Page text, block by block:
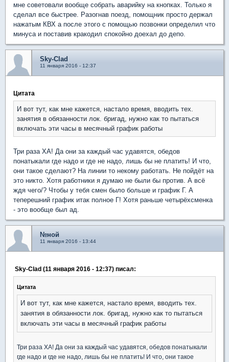
мне советовали вообще собрать аварийку на кнопках. Только я
сделал все быстрее. Разогнав поезд, помощник просто держал
нажатым КВХ а после этого с помощью позвонки определил что
минуса и поставив кракодил спокойно доехал до депо.
Sky-Clad
11 января 2016 - 12:37
Цитата
И вот тут, как мне кажется, настало время, вводить тех.
занятия в обязанности лок. бригад, нужно как то пытаться
включать эти часы в месячный график работы
Три раза ХА! Да они за каждый час удавятся, обедов
понатыкали где надо и где не надо, лишь бы не платить! И что,
они такое сделают? На линии то некому работать. Не пойдёт на
это никто. Хотя работники я думаю не были бы против. А всё
ждя чего/? Чтобы у тебя смен было больше и график Г. А
теперешний график итак полное Г! Хотя раньше четырёхсменка
- это вообще был ад.
№ной
11 января 2016 - 13:44
Sky-Clad (11 января 2016 - 12:37) писал:
Цитата
И вот тут, как мне кажется, настало время, вводить тех.
занятия в обязанности лок. бригад, нужно как то пытаться
включать эти часы в месячный график работы
Три раза ХА! Да они за каждый час удавятся, обедов понатыкали
где надо и где не надо, лишь бы не платить! И что, они такое